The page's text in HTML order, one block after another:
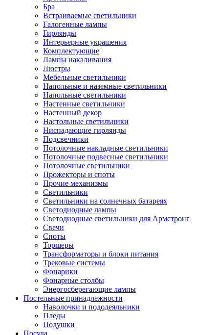
Бра
Встраиваемые светильники
Галогенные лампы
Гирлянды
Интерьерные украшения
Комплектующие
Лампы накаливания
Люстры
Мебельные светильники
Напольные и наземные светильники
Напольные светильники
Настенные светильники
Настенный декор
Настольные светильники
Ниспадающие гирлянды
Подсвечники
Потолочные накладные светильники
Потолочные подвесные светильники
Потолочные светильники
Прожекторы и споты
Прочие механизмы
Светильники
Светильники на солнечных батареях
Светодиодные лампы
Светодиодные светильники для Армстронг
Свечи
Споты
Торшеры
Трансформаторы и блоки питания
Трековые системы
Фонарики
Фонарные столбы
Энергосберегающие лампы
Постельные принадлежности
Наволочки и пододеяльники
Пледы
Подушки
Посуда